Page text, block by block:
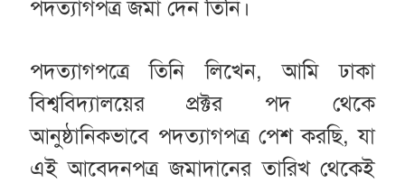
পদত্যাগপত্র জমা দেন তিনি।
পদত্যাগপত্রে তিনি লিখেন, আমি ঢাকা
বিশ্ববিদ্যালয়ের প্রক্টর পদ থেকে
আনুষ্ঠানিকভাবে পদত্যাগপত্র পেশ করছি, যা
এই আবেদনপত্র জমাদানের তারিখ থেকেই